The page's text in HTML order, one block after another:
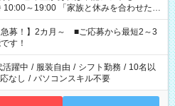
家族と休みを合わせた
の準備がしたい」 「できれば残業はし
えてくださいね。 ※Wワーク希望
希望する勤務時間と、もう1つのお仕事
時間を超える場合は応募できません。
急募！】2カ月～ ■ご応募から最短2～3
す！
活躍中 / 服装自由 / シフト勤務 / 10名以
なし / パソコンスキル不要